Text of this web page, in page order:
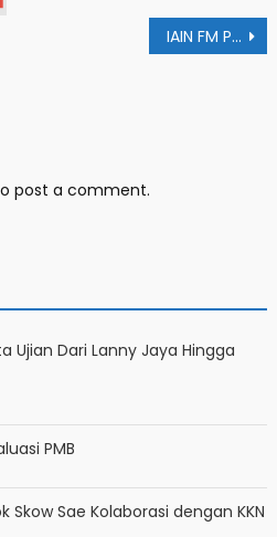
IAIN FM Papua Gelar Kuliah Umum Tentang Eklektisitas Islam
post a comment.
Ujian Dari Lanny Jaya Hingga
PMB
Skow Sae Kolaborasi dengan KKN